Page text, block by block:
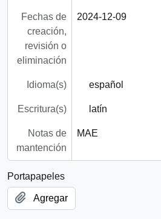
Fechas de
creación,
revisión o
eliminación
2024-12-09
Idioma(s) español
Escritura(s) latín
Notas de
mantención
MAE
Portapapeles
Agregar